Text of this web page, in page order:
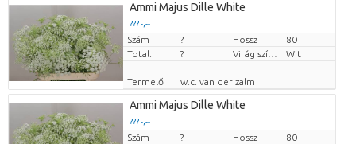
Ammi Majus Dille White
??? -,--
Darabb ár
Szám ? Hossz
80
Total:
? Wit
Termelő w.c. van der zalm
Ammi Majus Dille White
??? -,--
Darabb ár
Szám ? Hossz
80